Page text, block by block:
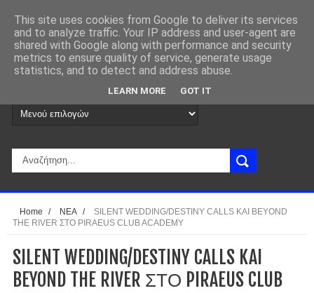
Home / ΝΕΑ /
SILENT WEDDING/DESTINY CALLS KAI BEYOND
THE RIVER ΣΤΟ PIRAEUS CLUB ACADEMY
SILENT WEDDING/DESTINY CALLS KAI
BEYOND THE RIVER ΣΤΟ PIRAEUS CLUB
This site uses cookies from Google to deliver its services
and to analyze traffic. Your IP address and user-agent are
shared with Google along with performance and security
metrics to ensure quality of service, generate usage
statistics, and to detect and address abuse.
LEARN MORE GOT IT